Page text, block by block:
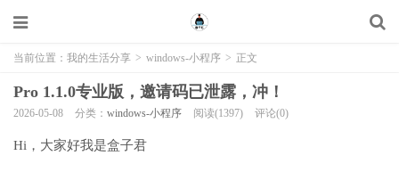
当前位置： 我的生活分享 > windows-小程序 > 正文
Pro 1.1.0专业版，邀请码已泄露，冲！
2026-05-08 分类： windows-小程序 阅读(1397) 评论(0)
Hi，大家好我是盒子君